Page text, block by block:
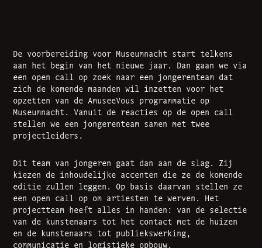
De voorbereiding voor Museumnacht start telkens
aan het begin van het nieuwe jaar. Dan gaan we via
een open call op zoek naar een jongerenteam dat
zich de komende maanden wil inzetten voor het
opzetten van de AmuseeVous programmatie op
Museumnacht. Vanuit de reacties op de open call
stellen we een jongerenteam samen met twee
projectleiders.
Dit team van jongeren gaat dan aan de slag. Zij
kiezen de inhoudelijke accenten die ze de komende
editie zullen leggen. Op basis daarvan stellen ze
een open call op om artiesten te werven. Het
projectteam heeft alles in handen: van de selectie
van de kunstenaars tot het contact met de huizen
en de kunstenaars tot publiekswerking,
communicatie en logistieke opbouw.